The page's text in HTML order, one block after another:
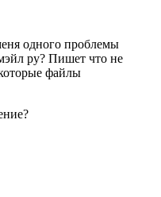
одного проблемы
ру? Пишет что не
файлы